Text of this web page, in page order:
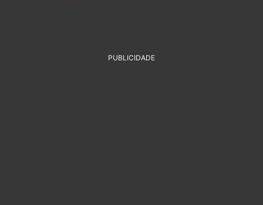
PUBLICIDADE